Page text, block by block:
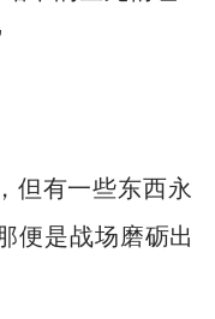
但有一些东西永
便是战场磨砺出